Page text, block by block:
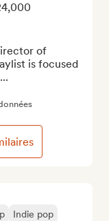
Indie pop
of
is focused